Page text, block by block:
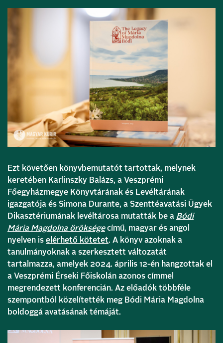
Ezt követően könyvbemutatót tartottak, melynek
keretében Karlinszky Balázs, a Veszprémi
Főegyházmegye Könyvtárának és Levéltárának
igazgatója és Simona Durante, a Szenttéavatási Ügyek
Dikasztériumának levéltárosa mutatták be a Bódi
Mária Magdolna örökségecímű, magyar és angol
nyelven is elérhető kötetet. A könyv azoknak a
tanulmányoknak a szerkesztett változatát
tartalmazza, amelyek 2024. április 12-én hangzottak el
a Veszprémi Érseki Főiskolán azonos címmel
megrendezett konferencián. Az előadók többféle
szempontból közelítették meg Bódi Mária Magdolna
boldoggá avatásának témáját.